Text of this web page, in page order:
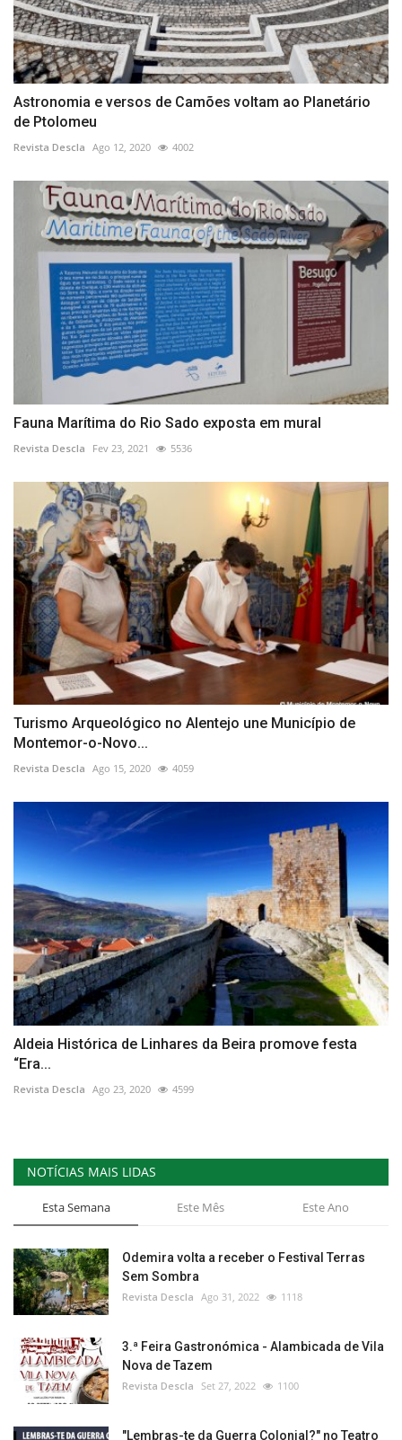
Astronomia e versos de Camões voltam ao Planetário
de Ptolomeu
Revista Descla Ago 12, 2020 4002
Fauna Marítima do Rio Sado exposta em mural
Revista Descla Fev 23, 2021 5536
Turismo Arqueológico no Alentejo une Município de
Montemor-o-Novo...
Revista Descla Ago 15, 2020 4059
Aldeia Histórica de Linhares da Beira promove festa
“Era...
Revista Descla Ago 23, 2020 4599
NOTÍCIAS MAIS LIDAS
Esta Semana Este Mês Este Ano
Odemira volta a receber o Festival Terras
Sem Sombra
Revista Descla Ago 31, 2022 1118
3.ª Feira Gastronómica - Alambicada de Vila
Nova de Tazem
Revista Descla Set 27, 2022 1100
"Lembras-te da Guerra Colonial?" no Teatro